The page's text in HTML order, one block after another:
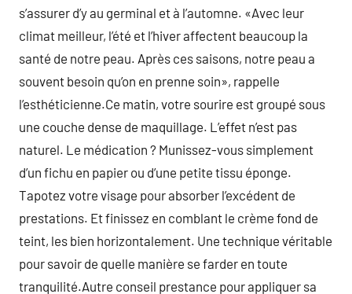
s’assurer d’y au germinal et à l’automne. «Avec leur
climat meilleur, l’été et l’hiver affectent beaucoup la
santé de notre peau. Après ces saisons, notre peau a
souvent besoin qu’on en prenne soin», rappelle
l’esthéticienne.Ce matin, votre sourire est groupé sous
une couche dense de maquillage. L’effet n’est pas
naturel. Le médication ? Munissez-vous simplement
d’un fichu en papier ou d’une petite tissu éponge.
Tapotez votre visage pour absorber l’excédent de
prestations. Et finissez en comblant le crème fond de
teint, les bien horizontalement. Une technique véritable
pour savoir de quelle manière se farder en toute
tranquilité.Autre conseil prestance pour appliquer sa